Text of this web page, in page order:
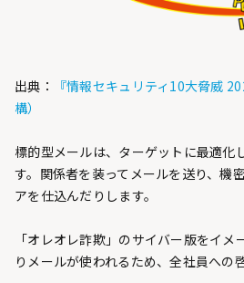
出典：
『情報セキュリティ10大脅威
構）
標的型メールは、ターゲットに最適化
す。関係者を装ってメールを送り、機
アを仕込んだりします。
「オレオレ詐欺」のサイバー版をイ
りメールが使われるため、全社員への